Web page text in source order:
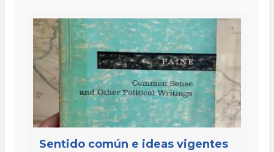
Sentido común e ideas vigentes